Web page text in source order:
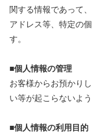
関する情報であって
アドレス等、特定の
す。
■個人情報の管理
お客様からお預かり
い等が起こらないよ
■個人情報の利用目的